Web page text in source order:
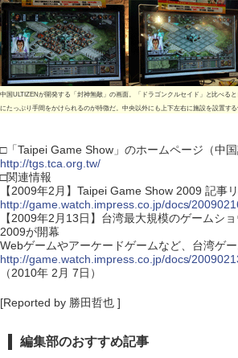
中国ULTIZENが開発する「封神無敵」の画面。「ドラゴンクルセイド」と比べる
にたっぷり手間をかけられるのが特徴だ。中央以外にも上下左右に施設を設置す
□「Taipei Game Show」のホームページ（中国
http://tgs.tca.org.tw/
□関連情報
【2009年2月】Taipei Game Show 2009 記事
http://game.watch.impress.co.jp/docs/
【2009年2月13日】台湾最大規模のゲームシ
2009が開幕
Webゲームやアーケードゲームなど、台湾ゲ
http://game.watch.impress.co.jp/docs/
（2010年 2月 7日）
[Reported by 勝田哲也 ]
編集部のおすすめ記事